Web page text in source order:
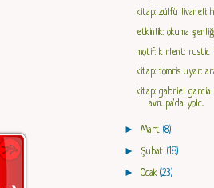
kitap: zülfü livaneli:
etkinlik: okuma
motif: kırlent: rustic
kitap: tomris uyar:
kitap: gabriel garcia
avrupa'da yolc...
► Mart (8)
► Şubat (18)
► Ocak (23)